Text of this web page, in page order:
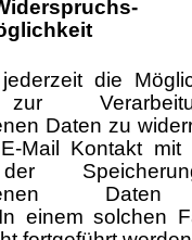
die
zur
Daten zu
Mail Kontakt
einem solchen